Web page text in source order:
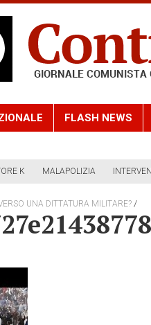
FLASH NEWS
K MALAPOLIZIA
UNA DITTATURA MILITARE? /